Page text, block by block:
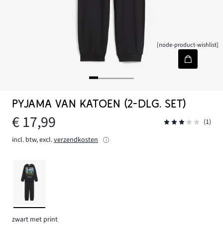
[node-product-wishlist]
PYJAMA VAN KATOEN (2-DLG. SET)
€ 17,99
(1)
incl. btw, excl.verzendkosten
zwart met print